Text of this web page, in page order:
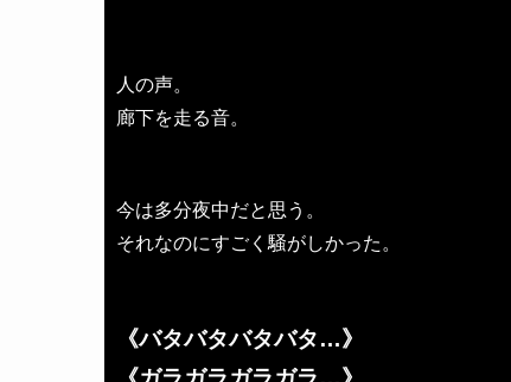
人の声。
廊下を走る音。
今は多分夜中だと思う。
それなのにすごく騒がしかった。
《バタバタバタバタ…》